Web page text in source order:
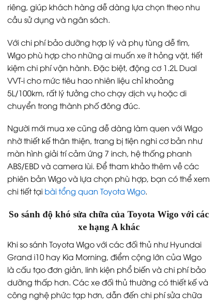
riêng, giúp khách hàng dễ dàng lựa chọn theo nhu
cầu sử dụng và ngân sách.
Với chi phí bảo dưỡng hợp lý và phụ tùng dễ tìm,
Wigo phù hợp cho những ai muốn xe ít hỏng vặt, tiết
kiệm chi phí vận hành. Đặc biệt, động cơ 1.2L Dual
VVT-i cho mức tiêu hao nhiên liệu chỉ khoảng
5L/100km, rất lý tưởng cho chạy dịch vụ hoặc di
chuyển trong thành phố đông đúc.
Người mới mua xe cũng dễ dàng làm quen với Wigo
nhờ thiết kế thân thiện, trang bị tiện nghi cơ bản như
màn hình giải trí cảm ứng 7 inch, hệ thống phanh
ABS/EBD và camera lùi. Để tham khảo thêm về các
phiên bản Wigo và lựa chọn phù hợp, bạn có thể xem
chi tiết tại bài tổng quan Toyota Wigo.
So sánh độ khó sửa chữa của Toyota Wigo với các
xe hạng A khác
Khi so sánh Toyota Wigo với các đối thủ như Hyundai
Grand i10 hay Kia Morning, điểm cộng lớn của Wigo
là cấu tạo đơn giản, linh kiện phổ biến và chi phí bảo
dưỡng thấp hơn. Các xe đối thủ thường có thiết kế và
công nghệ phức tạp hơn, dẫn đến chi phí sửa chữa